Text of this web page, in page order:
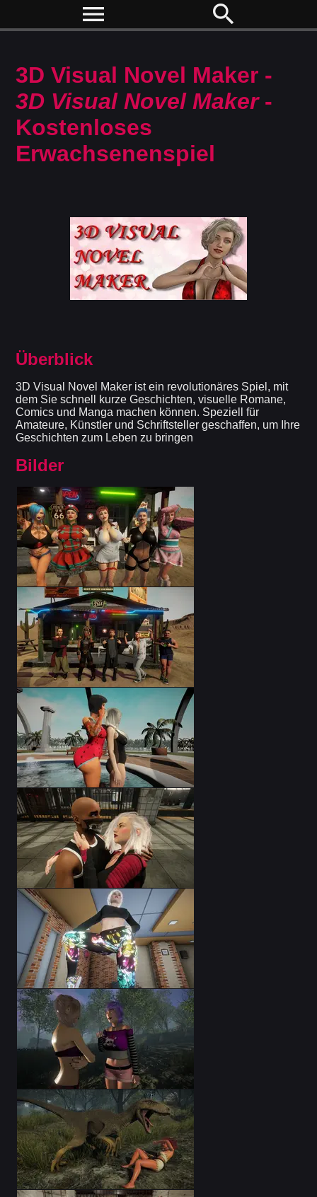
menu search
3D Visual Novel Maker -
3D Visual Novel Maker-
Kostenloses
Erwachsenenspiel
Überblick
3D Visual Novel Maker ist ein revolutionäres Spiel, mit
dem Sie schnell kurze Geschichten, visuelle Romane,
Comics und Manga machen können. Speziell für
Amateure, Künstler und Schriftsteller geschaffen, um Ihre
Geschichten zum Leben zu bringen
Bilder